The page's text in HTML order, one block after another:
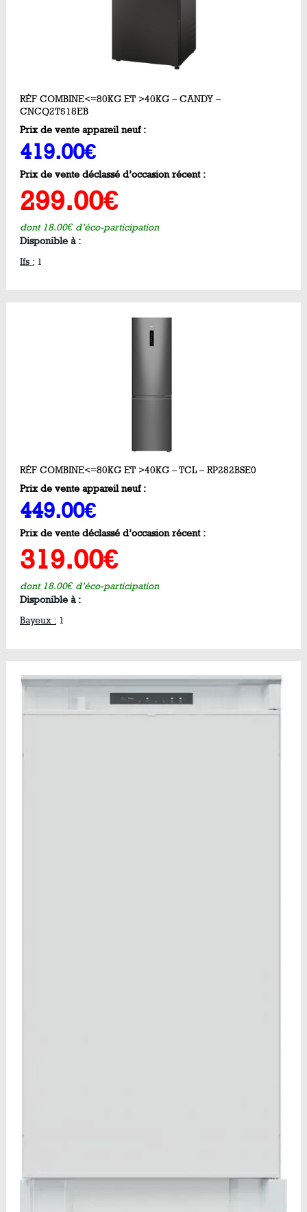
RÉF COMBINE<=80KG ET >40KG – CANDY –
CNCQ2T518EB
Prix de vente appareil neuf :
419.00€
Prix de vente déclassé d’occasion récent :
299.00€
dont 18.00€ d’éco-participation
Disponible à :
Ifs : 1
RÉF COMBINE<=80KG ET >40KG – TCL – RP282BSE0
Prix de vente appareil neuf :
449.00€
Prix de vente déclassé d’occasion récent :
319.00€
dont 18.00€ d’éco-participation
Disponible à :
Bayeux : 1